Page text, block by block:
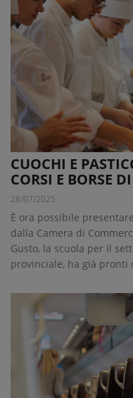
CUOCHI E
CORSI E BORSE
28/07/2025
È ora possibile
dalla Camera di
Gusto, la scuola per il
provinciale, ha già pronti